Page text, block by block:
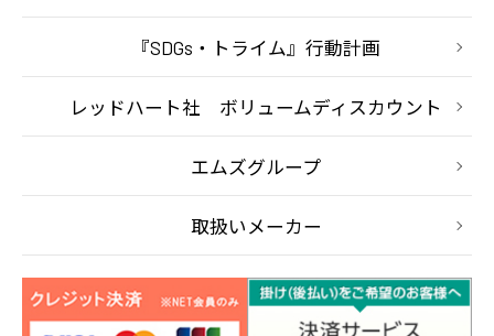
『SDGs・トライム』行動計画
レッドハート社 ボリュームディスカウント
エムズグループ
取扱いメーカー